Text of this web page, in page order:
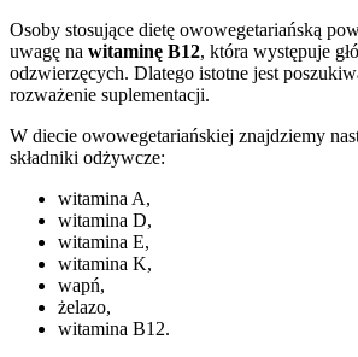
Osoby stosujące dietę owowegetariańską
uwagę na witaminę B12, która występuje
odzwierzęcych. Dlatego istotne jest
rozważenie suplementacji.
W diecie owowegetariańskiej znajdziemy
składniki odżywcze:
witamina A,
witamina D,
witamina E,
witamina K,
wapń,
żelazo,
witamina B12.